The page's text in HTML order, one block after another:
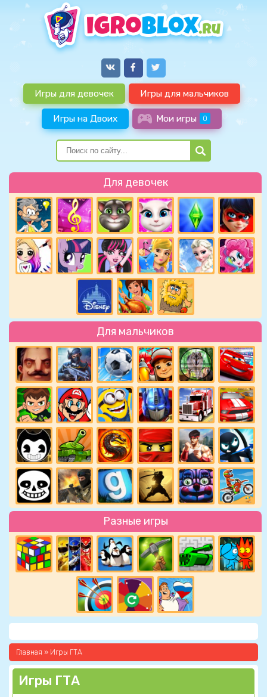
Игры для девочек Игры для мальчиков
Игры на Двоих Мои игры 0
Для девочек
Для мальчиков
Разные игры
Главная » Игры ГТА
Игры ГТА